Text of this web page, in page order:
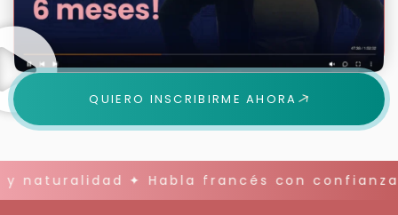
QUIERO INSCRIBIRME AHORA
✦ Habla francés con confianza y